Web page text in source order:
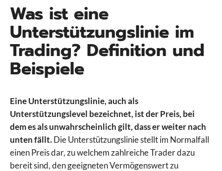
Was ist eine
Unterstützungslinie im
Trading? Definition und
Beispiele
Eine Unterstützungslinie, auch als
Unterstützungslevel bezeichnet, ist der Preis, bei
dem es als unwahrscheinlich gilt, dass er weiter nach
unten fällt.Die Unterstützungslinie stellt im Normalfall
einen Preis dar, zu welchem zahlreiche Trader dazu
bereit sind, den geeigneten Vermögenswert zu